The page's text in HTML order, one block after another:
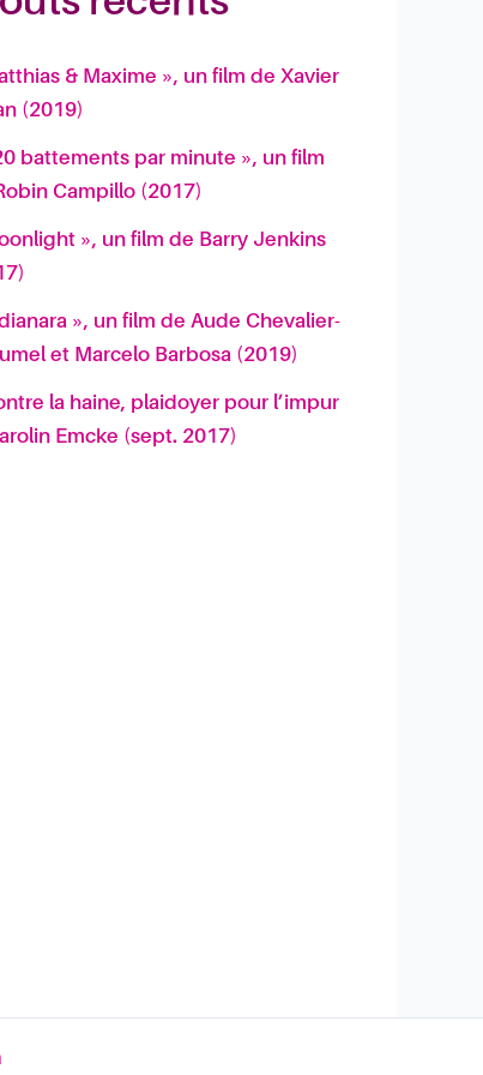
& Maxime », un film de Xavier
(2019)
battements par minute », un film
Campillo (2017)
», un film de Barry Jenkins
», un film de Aude Chevalier-
et Marcelo Barbosa (2019)
la haine, plaidoyer pour l’impur
Emcke (sept. 2017)